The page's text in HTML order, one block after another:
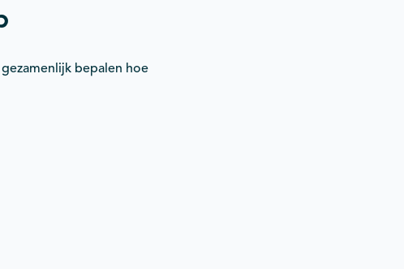
bepalen hoe